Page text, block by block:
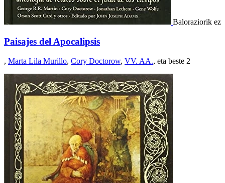
Baloraziorik ez
Paisajes del Apocalipsis
, Marta Lila Murillo, Cory Doctorow, VV. AA., eta beste 2